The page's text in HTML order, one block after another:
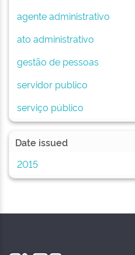
agente administrativo
ato administrativo
gestão de pessoas
servidor publico
serviço público
Date issued
2015